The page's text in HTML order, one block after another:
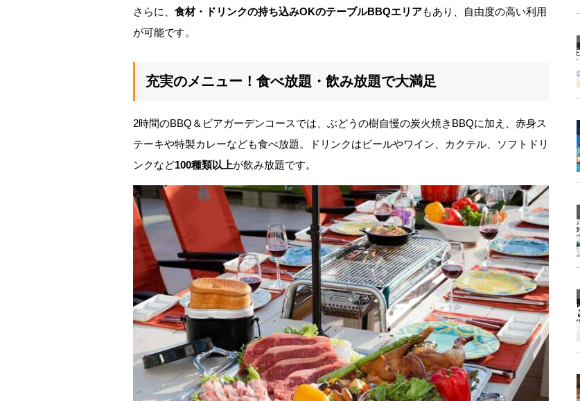
さらに、 食材・ドリンクの持ち込みOKのテーブルBBQエリアもあり、自由度の高い利用
が可能です。
充実のメニュー！食べ放題・飲み放題で大満足
2時間のBBQ＆ビアガーデンコースでは、ぶどうの樹自慢の炭火焼きBBQに加え、赤身ス
テーキや特製カレーなども食べ放題。ドリンクはビールやワイン、カクテル、ソフトドリ
ンクなど100種類以上が飲み放題です。